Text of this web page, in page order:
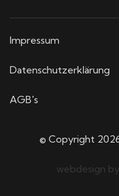
Impressum
Datenschutzerklärung
AGB's
© Copyright
webdesign